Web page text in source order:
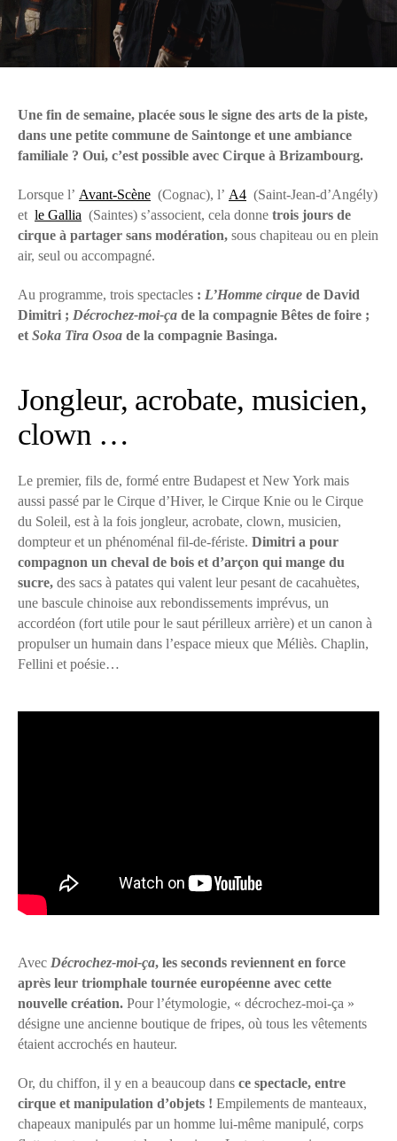
Une fin de semaine, placée sous le signe des arts de la piste,
dans une petite commune de Saintonge et une ambiance
familiale ? Oui, c’est possible avec Cirque à Brizambourg.
Lorsque l’ Avant-Scène (Cognac), l’ A4 (Saint-Jean-d’Angély)
et le Gallia (Saintes) s’associent, cela donne trois jours de
cirque à partager sans modération, sous chapiteau ou en plein
air, seul ou accompagné.
Au programme, trois spectacles : L’Homme cirque de David
Dimitri ; Décrochez-moi-ça de la compagnie Bêtes de foire ;
et Soka Tira Osoa de la compagnie Basinga.
Jongleur, acrobate, musicien,
clown …
Le premier, fils de, formé entre Budapest et New York mais
aussi passé par le Cirque d’Hiver, le Cirque Knie ou le Cirque
du Soleil, est à la fois jongleur, acrobate, clown, musicien,
dompteur et un phénoménal fil-de-fériste. Dimitri a pour
compagnon un cheval de bois et d’arçon qui mange du
sucre, des sacs à patates qui valent leur pesant de cacahuètes,
une bascule chinoise aux rebondissements imprévus, un
accordéon (fort utile pour le saut périlleux arrière) et un canon à
propulser un humain dans l’espace mieux que Méliès. Chaplin,
Fellini et poésie…
Avec Décrochez-moi-ça, les seconds reviennent en force
après leur triomphale tournée européenne avec cette
nouvelle création. Pour l’étymologie, « décrochez-moi-ça »
désigne une ancienne boutique de fripes, où tous les vêtements
étaient accrochés en hauteur.
Or, du chiffon, il y en a beaucoup dans ce spectacle, entre
cirque et manipulation d’objets ! Empilements de manteaux,
chapeaux manipulés par un homme lui-même manipulé, corps